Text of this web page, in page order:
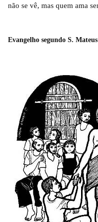
não se vê, mas quem ama
Evangelho segundo S.